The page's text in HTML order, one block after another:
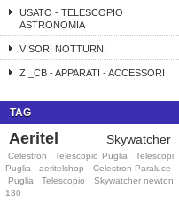
USATO - TELESCOPIO
ASTRONOMIA
VISORI NOTTURNI
Z _CB - APPARATI - ACCESSORI
TAG
Aeritel Skywatcher
Celestron Telescopio Puglia
Telescopi
Puglia
aeritelshop
Celestron Paraluce
Puglia
Telescopio
Skywatcher newton
130